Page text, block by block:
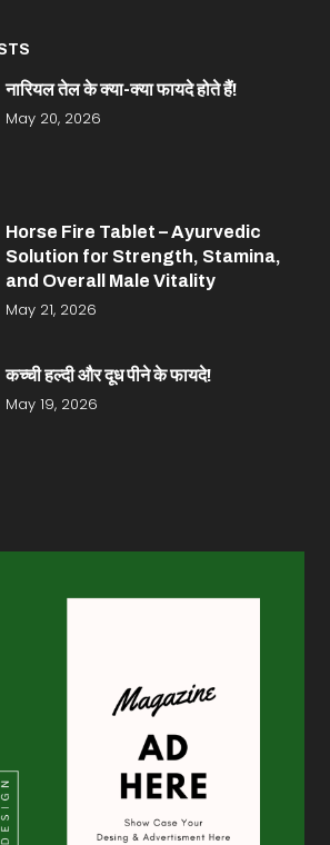
नारियल तेल के क्या-क्या फायदे होते हैं!
May 20, 2026
Horse Fire Tablet – Ayurvedic
Solution for Strength, Stamina,
and Overall Male Vitality
May 21, 2026
कच्ची हल्दी और दूध पीने के फायदे!
May 19, 2026